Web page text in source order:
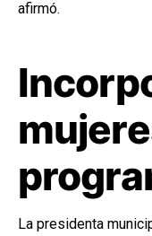
afirmó.
La presidenta